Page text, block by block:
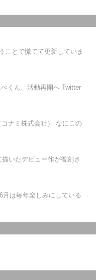
ことで慌てて更新していま
くん、活動再開へ Twitter
ナミ株式会社） なにこの
いたデビュー作が復刻さ
は毎年楽しみにしている